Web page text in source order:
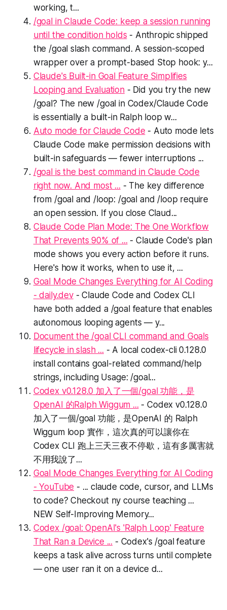
working, t...
/goal in Claude Code: keep a session running
until the condition holds - Anthropic shipped
the /goal slash command. A session-scoped
wrapper over a prompt-based Stop hook: y...
Claude's Built-in Goal Feature Simplifies
Looping and Evaluation- Did you try the new
/goal? The new /goal in Codex/Claude Code
is essentially a built-in Ralph loop w...
Auto mode for Claude Code - Auto mode lets
Claude Code make permission decisions with
built-in safeguards — fewer interruptions ...
/goal is the best command in Claude Code
right now. And most ... - The key difference
from /goal and /loop: /goal and /loop require
an open session. If you close Claud...
Claude Code Plan Mode: The One Workflow
That Prevents 90% of ... - Claude Code's plan
mode shows you every action before it runs.
Here's how it works, when to use it, ...
Goal Mode Changes Everything for AI Coding
- daily.dev- Claude Code and Codex CLI
have both added a /goal feature that enables
autonomous looping agents — y...
Document the /goal CLI command and Goals
lifecycle in slash ... - A local codex-cli 0.128.0
install contains goal-related command/help
strings, including Usage: /goal...
Codex v0.128.0 加入了一個/goal 功能，是
OpenAI 的Ralph Wiggum ... - Codex v0.128.0
加入了一個/goal 功能，是OpenAI 的 Ralph
Wiggum loop 實作，這次真的可以讓你在
Codex CLI 跑上三天三夜不停歇，這有多厲害就
不用我說了...
Goal Mode Changes Everything for AI Coding
- YouTube - ... claude code, cursor, and LLMs
to code? Checkout ny course teaching ...
NEW Self-Improving Memory...
Codex /goal: OpenAI's 'Ralph Loop' Feature
That Ran a Device ... - Codex's /goal feature
keeps a task alive across turns until complete
— one user ran it on a device d...